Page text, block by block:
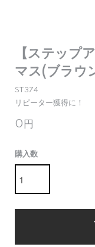
【ステップ
マス(ブラウ
ST374
リピーター獲得に！
0円
購入数